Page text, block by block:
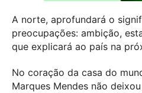
A norte, aprofundará o
preocupações: ambição,
que explicará ao país na
No coração da casa do
Marques Mendes não